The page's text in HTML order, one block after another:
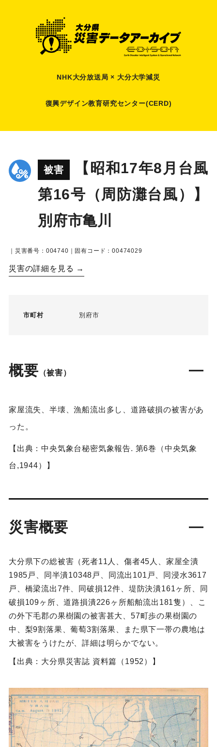
NHK大分放送局 × 大分大学減災
復興デザイン教育研究センター(CERD)
被害
【昭和17年8月台風
第16号（周防灘台風）】
別府市亀川
｜災害番号：004740｜固有コード：00474029
災害の詳細を見る →
市町村 別府市
概要 （被害）
家屋流失、半壊、漁船流出多し、道路破損の被害があ
った。
【出典：中央気象台秘密気象報告. 第6巻（中央気象
台,1944）】
災害概要
大分県下の総被害（死者11人、傷者45人、家屋全潰
1985戸、同半潰10348戸、同流出101戸、同浸水3617
戸、橋梁流出7件、同破損12件、堤防決潰161ヶ所、同
破損109ヶ所、道路損潰226ヶ所船舶流出181隻）、こ
の外下毛郡の果樹園の被害甚大、57町歩の果樹園の
中、梨9割落果、葡萄3割落果、また県下一帯の農地は
大被害をうけたが、詳細は明らかでない。
【出典：大分県災害誌 資料篇（1952）】